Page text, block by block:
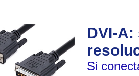
DVI-
Si